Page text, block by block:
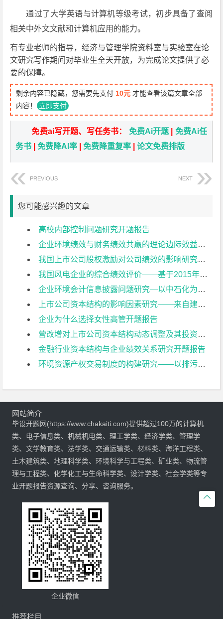
通过了大学英语与计算机等级考试，初步具备了查阅
相关中外文文献和计算机应用的能力。
有专业老师的指导，经济与管理学院资料室与实验室在论
文研究写作期间对毕业生全天开放，为完成论文提供了必
要的保障。
剩余内容已隐藏，您需要先支付 10元 才能查看该篇文章全部
内容！ 立即支付
免费ai写开题、写任务书： 免费Ai开题
免费Ai任
务书 |免费降AI率 |免费降重复率 |论文免费排版
PREVIOUS NEXT
您可能感兴趣的文章
高校内部控制问题研究开题报告
企业环境绩效与财务绩效共赢的理论边际效益研究开题报告
我国上市公司股权激励对公司绩效的影响研究开题报告
我国风电企业的综合绩效评价——基于2015年上市公司的数据开题报告
企业环境会计信息披露问题研究—以中石化为例开题报告
上市公司资本结构的影响因素研究——来自建筑业上市公司的经验证据开题报告
企业为什么选择女性高管开题报告
营改增对上市公司资本结构动态调整及其投资效率影响研究开题报告
金融行业资本结构与企业绩效关系研究开题报告
环境资源产权交易制度的构建研究——以排污权交易为例开题报告

网站简介
毕设开题网(https://www.chakaiti.com)提供超过100万的计算机
类、电子信息类、机械机电类、理工学类、经济学类、管理学
类、文学教育类、法学类、交通运输类、材料类、海洋工程类、
土木建筑类、地理科学类、环境科学与工程类、矿业类、物流管
理与工程类、化学化工与生命科学类、设计学类、社会学类等专
业开题报告资源查询、分享、咨询服务。
企业微信
推荐栏目